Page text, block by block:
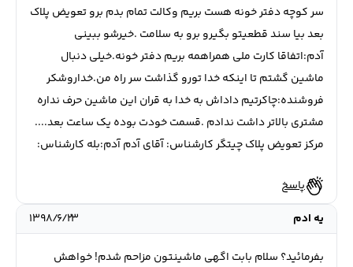
سر کوچه دفتر خونه هست بریم وکالت تمام بدم برو تعویض پلاک
بعد بیا سند قطعیتو بگیرو برو به سلامت .خیرشو ببینی
آدم:اتفاقا کارت ملی همراهمه بریم دفتر خونه.خیلی دنبال
ماشین گشتم تا اینکه خدا تورو گذاشت سر راه من.خداروشکر
فروشنده:چاکرتیم داداش به خدا به قران این ماشین حرف نداره
مشتری بالاتر داشت ندادم .قسمت خودت بوده یک ساعت بعد....
مرکز تعویض پلاک چیتگر کارشناس: آقای آدم آدم:بله کارشناس:
پاسخ
یه ادم
۱۳۹۸/۶/۲۳
بفرمائید؟ سلام بابت اگهی ماشینتون مزاحم شدم! خواهش